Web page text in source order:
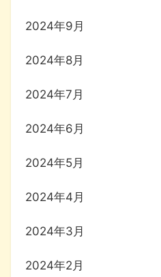
2024年9月
2024年8月
2024年7月
2024年6月
2024年5月
2024年4月
2024年3月
2024年2月